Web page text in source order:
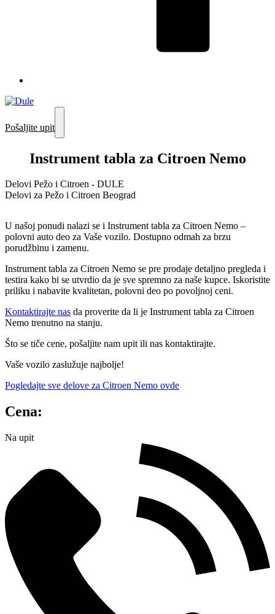
Pošaljite upit
Instrument tabla za Citroen Nemo
Delovi Pežo i Citroen - DULE
Delovi za Pežo i Citroen Beograd
U našoj ponudi nalazi se i Instrument tabla za Citroen Nemo –
polovni auto deo za Vaše vozilo. Dostupno odmah za brzu
porudžbinu i zamenu.
Instrument tabla za Citroen Nemo se pre prodaje detaljno pregleda i
testira kako bi se utvrdio da je sve spremno za naše kupce. Iskoristite
priliku i nabavite kvalitetan, polovni deo po povoljnoj ceni.
Kontaktirajte nas da proverite da li je Instrument tabla za Citroen
Nemo trenutno na stanju.
Što se tiče cene, pošaljite nam upit ili nas kontaktirajte.
Vaše vozilo zaslužuje najbolje!
Pogledajte sve delove za Citroen Nemo ovde
Cena:
Na upit